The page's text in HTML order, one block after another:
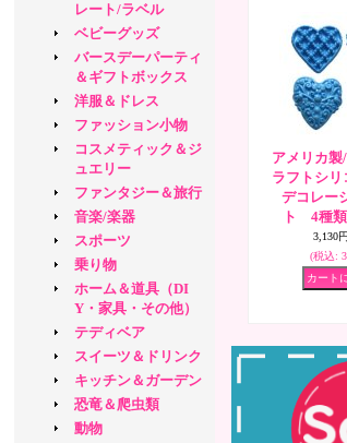
レート/ラベル
ベビーグッズ
バースデーパーティ
＆ギフトボックス
洋服＆ドレス
ファッション小物
コスメティック＆ジ
ュエリー
ファンタジー＆旅行
音楽/楽器
スポーツ
乗り物
ホーム＆道具（DI
Y・家具・その他）
テディベア
スイーツ＆ドリンク
キッチン＆ガーデン
恐竜＆爬虫類
動物
アメリカ製
ラフトシ
デコレー
ト 4種類
3,130円
(税込: